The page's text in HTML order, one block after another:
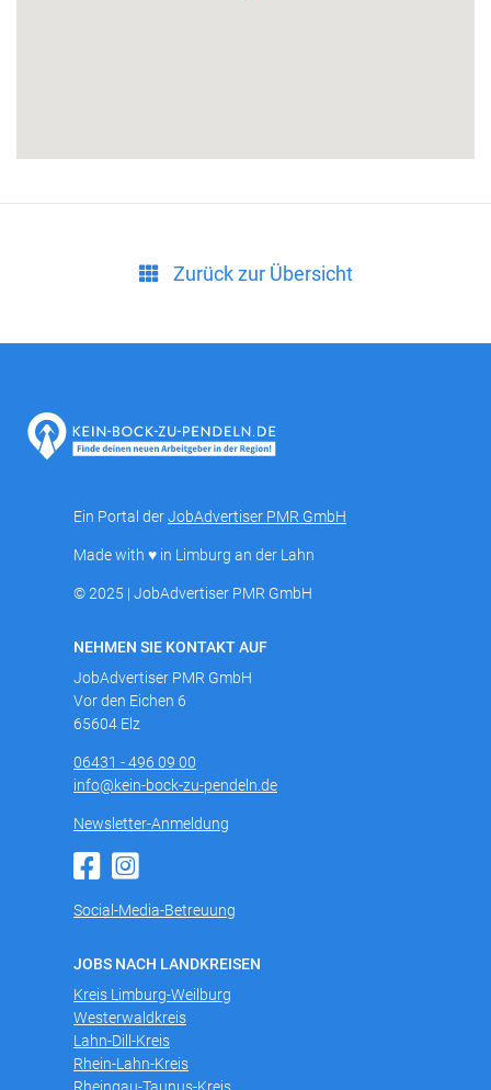
Zurück zur Übersicht
Ein Portal derJobAdvertiser PMR GmbH
Made with ♥ in Limburg an der Lahn
© 2025 | JobAdvertiser PMR GmbH
NEHMEN SIE KONTAKT AUF
JobAdvertiser PMR GmbH
Vor den Eichen 6
65604 Elz
06431 - 496 09 00
info@kein-bock-zu-pendeln.de
Newsletter-Anmeldung
Social-Media-Betreuung
JOBS NACH LANDKREISEN
Kreis Limburg-Weilburg
Westerwaldkreis
Lahn-Dill-Kreis
Rhein-Lahn-Kreis
Rheingau-Taunus-Kreis